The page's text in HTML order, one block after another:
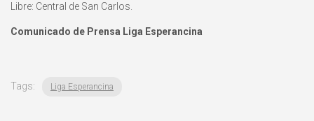
Libre: Central de San Carlos.
Comunicado de Prensa Liga Esperancina
Tags: Liga Esperancina